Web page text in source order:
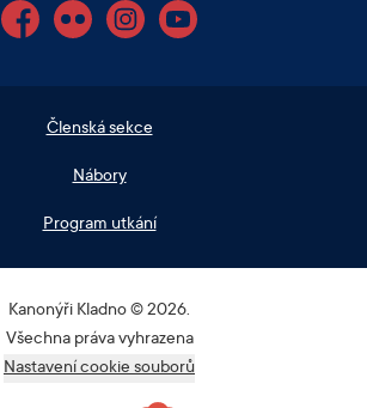
FacebookFlickr InstagramYouTube
Členská sekce
Nábory
Program utkání
Kanonýři Kladno © 2026.
Všechna práva vyhrazena
Nastavení cookie souborů